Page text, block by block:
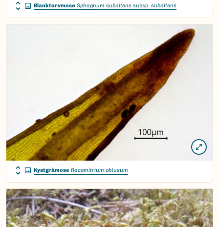
Blanktorvmose Sphagnum subnitens subsp. subnitens
Kystgråmose Racomitrium obtusum